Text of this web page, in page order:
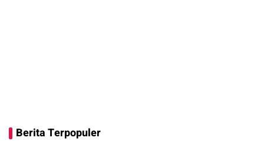
Berita Terpopuler